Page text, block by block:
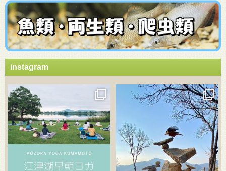
instagram
3月 18